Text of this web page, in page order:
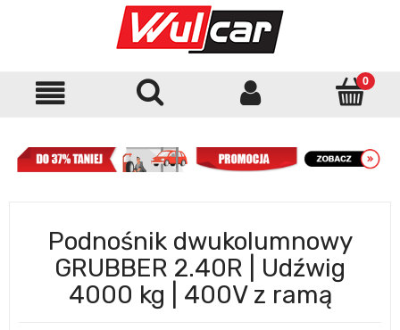
Podnośnik dwukolumnowy
GRUBBER 2.40R | Udźwig
4000 kg | 400V z ramą